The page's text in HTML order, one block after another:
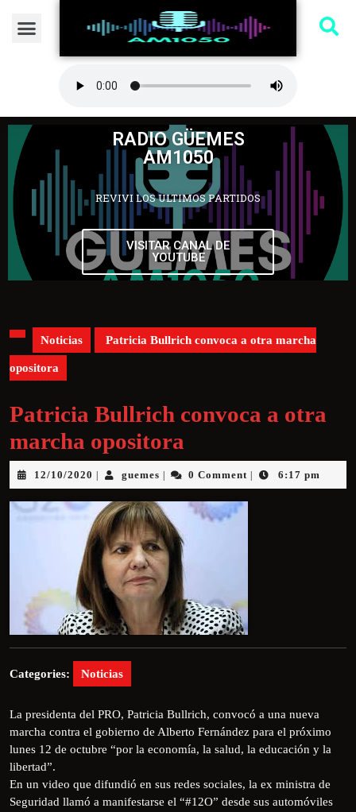
RADIO GÜEMES
AM1050
REVIVI LOS ULTIMOS PARTIDOS
VISITAR CANAL DE
YOUTUBE
Noticias Patricia Bullrich convoca a otra marcha
opositora
Patricia Bullrich convoca a otra
marcha opositora
12/10/2020 guemes 0 Comment 6:17 pm
Categories: Noticias
La presidenta del PRO, Patricia Bullrich, convocó a una nueva
marcha contra el gobierno de Alberto Fernández para el próximo
lunes 12 de octubre “por la economía, la salud, la educación y la
libertad”.
En un video que difundió en sus redes sociales, la ex ministra de
Seguridad llamó a manifestarse el “#12O” desde sus automóviles